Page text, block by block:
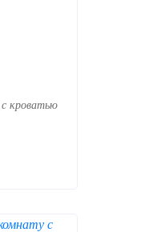
кроватью